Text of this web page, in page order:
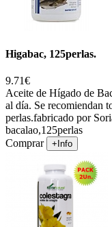
Higabac, 125perlas.
9.71€
Aceite de Hígado de
al día. Se recomiendan
perlas.fabricado por
bacalao,125perlas
Comprar
+Info